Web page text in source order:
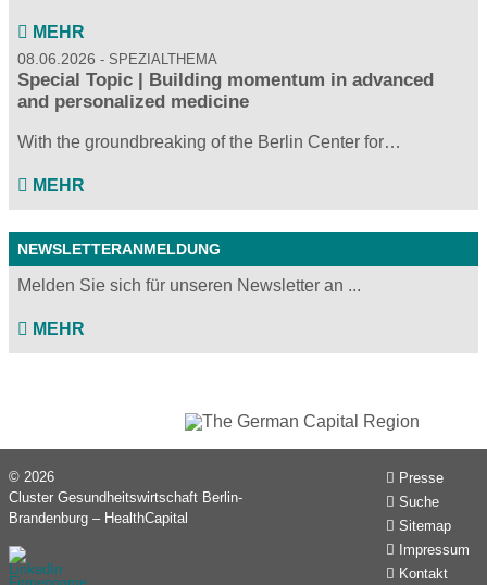
MEHR
08.06.2026 SPEZIALTHEMA
Special Topic | Building momentum in advanced
and personalized medicine
With the groundbreaking of the Berlin Center for…
MEHR
NEWSLETTERANMELDUNG
Melden Sie sich für unseren Newsletter an ...
MEHR
Presse
Suche
Sitemap
Impressum
Kontakt
© 2026
Cluster Gesundheitswirtschaft Berlin-
Brandenburg – HealthCapital